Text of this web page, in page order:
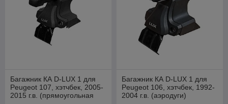
Багажник КА D-LUX 1 для
Peugeot 107, хэтчбек, 2005-
2015 г.в. (прямоугольная
Багажник КА D-LUX 1 для
Peugeot 106, хэтчбек, 1992-
2004 г.в. (аэродуги)